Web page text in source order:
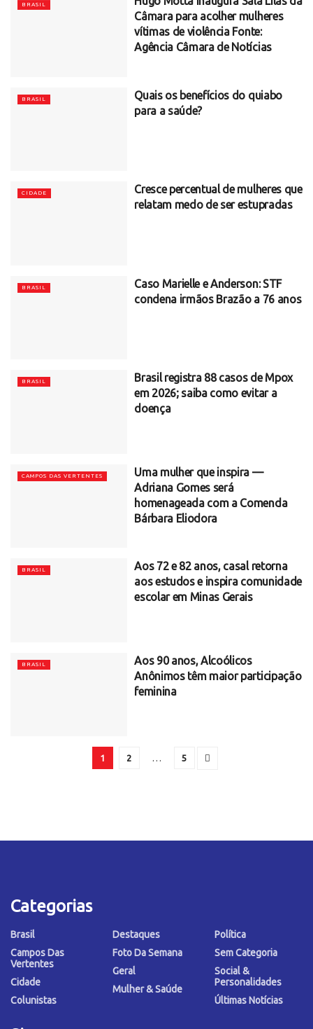
BRASIL
Câmara para acolher mulheres
vítimas de violência Fonte:
Agência Câmara de Notícias
BRASIL
Quais os benefícios do quiabo
para a saúde?
CIDADE
Cresce percentual de mulheres que
relatam medo de ser estupradas
BRASIL
Caso Marielle e Anderson: STF
condena irmãos Brazão a 76 anos
BRASIL
Brasil registra 88 casos de Mpox
em 2026; saiba como evitar a
doença
CAMPOS DAS VERTENTES
Uma mulher que inspira —
Adriana Gomes será
homenageada com a Comenda
Bárbara Eliodora
BRASIL
Aos 72 e 82 anos, casal retorna
aos estudos e inspira comunidade
escolar em Minas Gerais
BRASIL
Aos 90 anos, Alcoólicos
Anônimos têm maior participação
feminina
1 2 … 5
Categorias
Brasil
Campos Das
Vertentes
Cidade
Colunistas
Destaques
Foto Da Semana
Geral
Mulher & Saúde
Política
Sem Categoria
Social &
Personalidades
Últimas Notícias